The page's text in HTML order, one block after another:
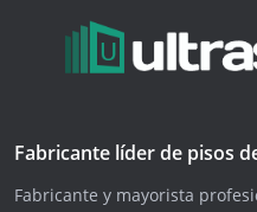
Fabricante líder de pisos
Fabricante y mayorista